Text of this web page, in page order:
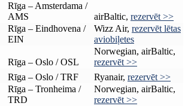
Rīga – Amsterdama /
AMS
airBaltic, rezervēt >>
Rīga – Eindhovena /
EIN
Wizz Air, rezervēt lētas
aviobiļetes
Rīga – Oslo / OSL
Norwegian, airBaltic,
rezervēt >>
Rīga – Oslo / TRF
Ryanair, rezervēt >>
Rīga – Tronheima /
TRD
Norwegian, airBaltic,
rezervēt >>